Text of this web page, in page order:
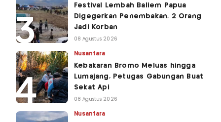
Festival Lembah Baliem Papua
Digegerkan Penembakan, 2 Orang
Jadi Korban
08 Agustus 2026
Nusantara
Kebakaran Bromo Meluas hingga
Lumajang, Petugas Gabungan Buat
Sekat Api
08 Agustus 2026
Nusantara